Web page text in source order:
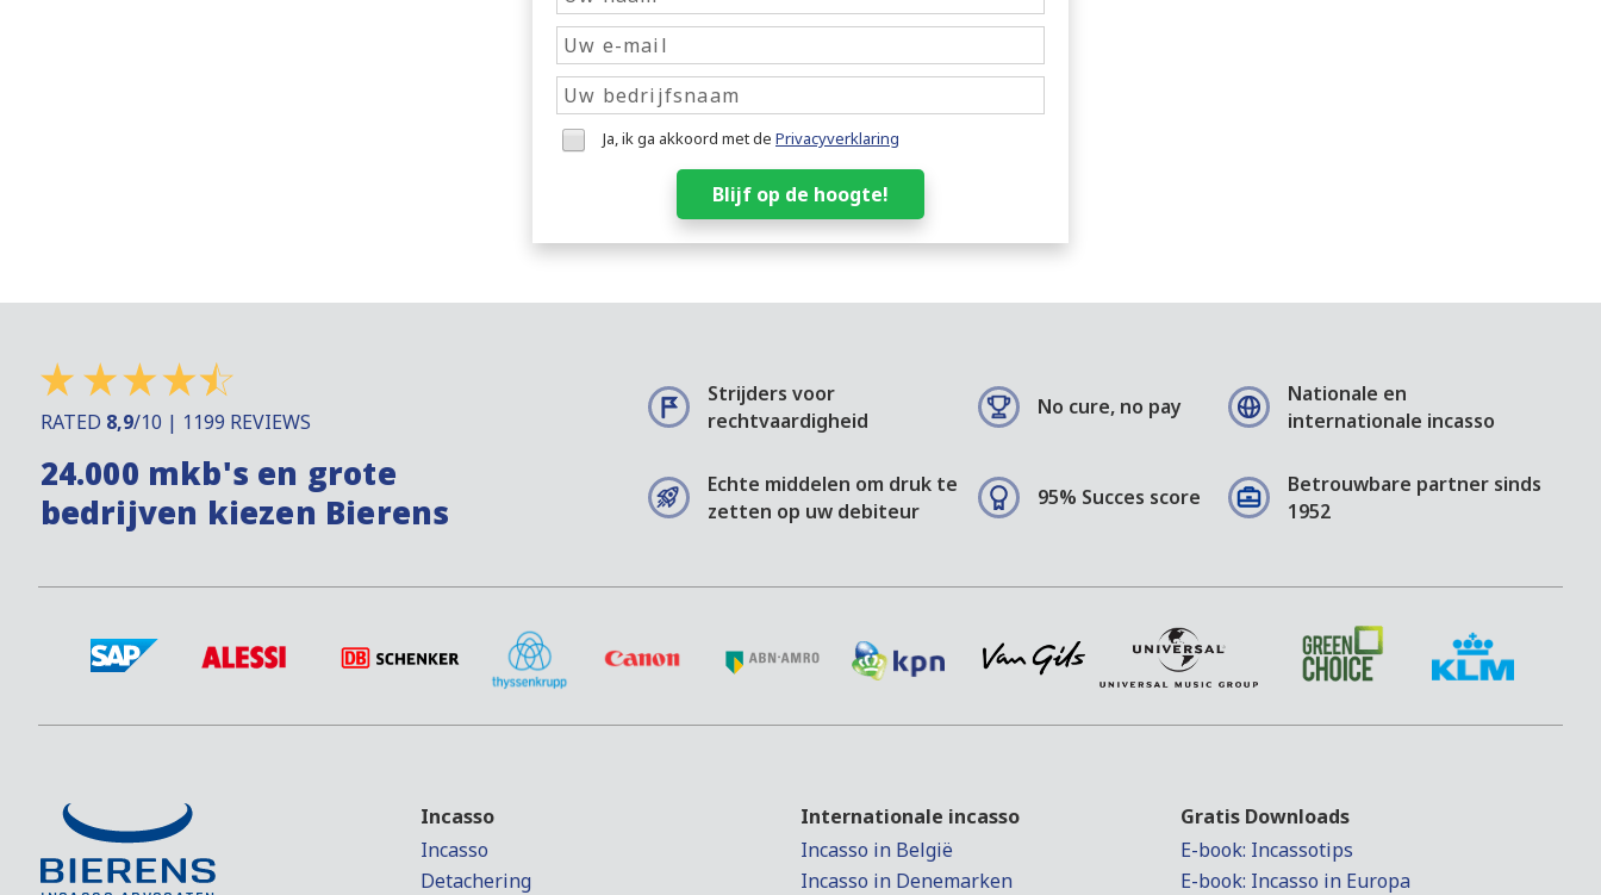
Ja, ik ga akkoord met de Privacyverklaring
Blijf op de hoogte!
RATED 8,9/10 | 1199 REVIEWS
24.000 mkb's en grote
bedrijven kiezen Bierens
Strijders voor
rechtvaardigheid
No cure, no pay
Nationale en
internationale incasso
Echte middelen om druk te
zetten op uw debiteur
95% Succes score
Betrouwbare partner sinds
1952
Incasso
Incasso
Detachering
Internationale incasso
Incasso in België
Incasso in Denemarken
Gratis Downloads
E-book: Incassotips
E-book: Incasso in Europa